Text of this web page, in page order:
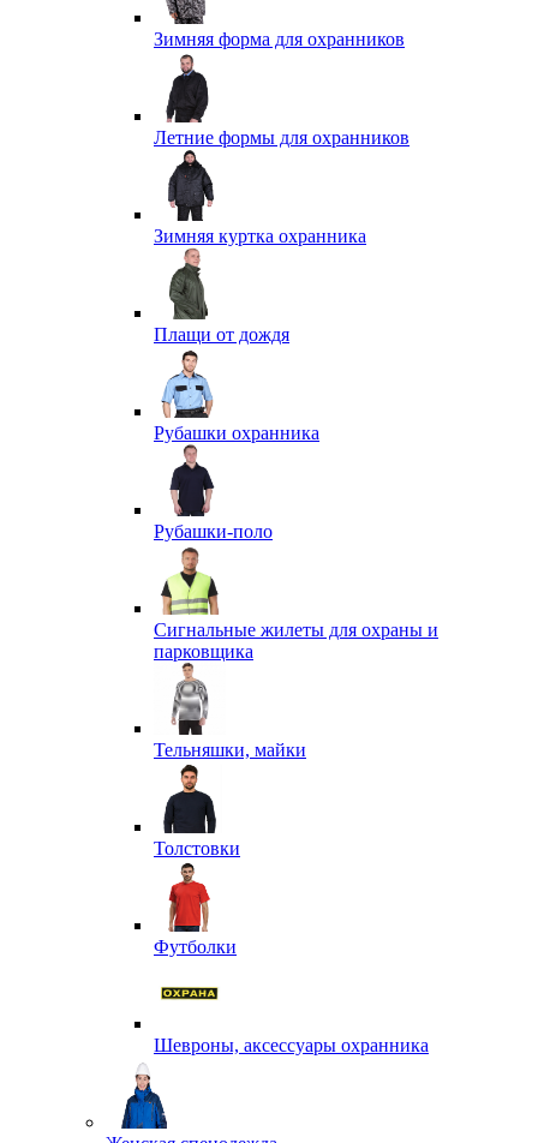
Зимняя форма для охранников
Летние формы для охранников
Зимняя куртка охранника
Плащи от дождя
Рубашки охранника
Рубашки-поло
Сигнальные жилеты для охраны и
парковщика
Тельняшки, майки
Толстовки
Футболки
Шевроны, аксессуары охранника